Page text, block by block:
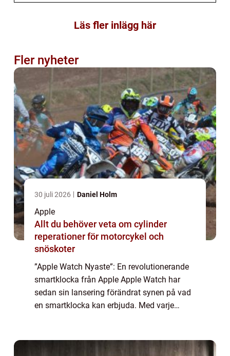
Läs fler inlägg här
Fler nyheter
30 juli 2026 Daniel Holm
Apple
Allt du behöver veta om cylinder
reperationer för motorcykel och
snöskoter
”Apple Watch Nyaste”: En revolutionerande
smartklocka från Apple Apple Watch har
sedan sin lansering förändrat synen på vad
en smartklocka kan erbjuda. Med varje